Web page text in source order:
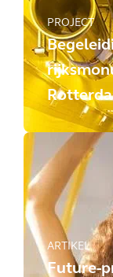
PROJECT
ARTIKEL
Future-